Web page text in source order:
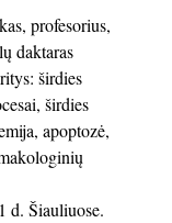
profesorius,
daktaras
širdies
širdies
apoptozė,
d. Šiauliuose.